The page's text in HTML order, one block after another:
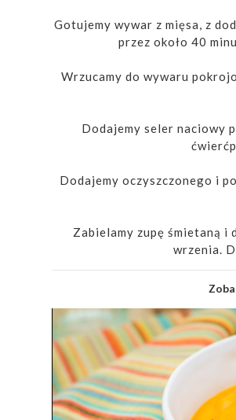
Gotujemy wywar z mięsa, z
przez około 40
Wrzucamy do wywaru
Dodajemy seler naciowy
Dodajemy oczyszczonego i
Zabielamy zupę śmietaną i
wrzenia.